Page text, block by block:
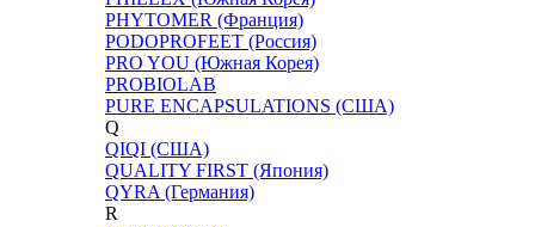
PHYTOMER (Франция)
PODOPROFEET (Россия)
PRO YOU (Южная Корея)
PROBIOLAB
PURE ENCAPSULATIONS (США)
Q
QIQI (США)
QUALITY FIRST (Япония)
QYRA (Германия)
R